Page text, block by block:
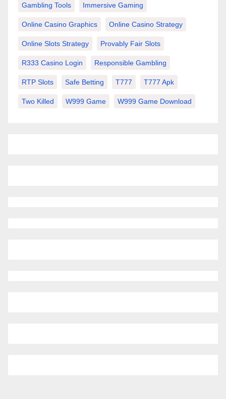
Gambling Tools Immersive Gaming
Online Casino Graphics Online Casino Strategy
Online Slots Strategy Provably Fair Slots
R333 Casino Login Responsible Gambling
RTP Slots Safe Betting T777 T777 Apk
Two Killed W999 Game W999 Game Download